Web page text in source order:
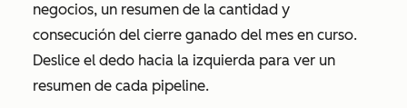
negocios, un resumen de la cantidad y
consecución del cierre ganado del mes en curso.
Deslice el dedo hacia la izquierda para ver un
resumen de cada pipeline.